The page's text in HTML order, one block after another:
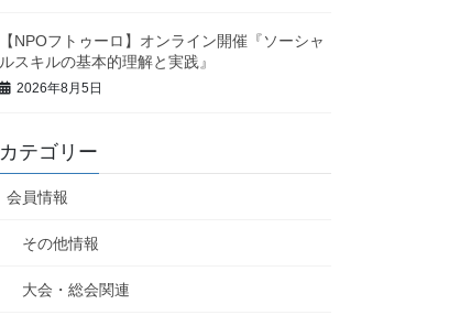
【NPOフトゥーロ】オンライン開催『ソーシャ
ルスキルの基本的理解と実践』
2026年8月5日
カテゴリー
会員情報
その他情報
大会・総会関連